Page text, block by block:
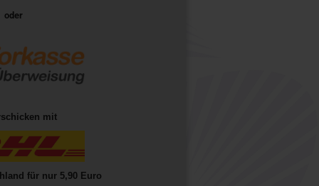
oder
mit
für nur 5,90 Euro